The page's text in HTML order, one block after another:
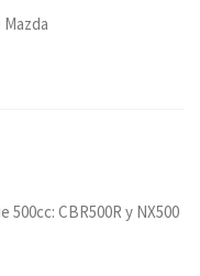
500cc: CBR500R y NX500